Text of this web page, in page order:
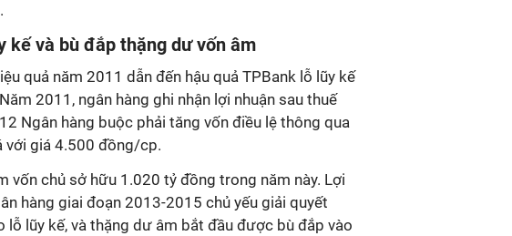
kế và bù đắp thặng dư vốn âm
quả năm 2011 dẫn đến hậu quả TPBank lỗ lũy kế
2011, ngân hàng ghi nhận lợi nhuận sau thuế
Ngân hàng buộc phải tăng vốn điều lệ thông qua
với giá 4.500 đồng/cp.
vốn chủ sở hữu 1.020 tỷ đồng trong năm này. Lợi
hàng giai đoạn 2013-2015 chủ yếu giải quyết
lỗ lũy kế, và thặng dư âm bắt đầu được bù đắp vào